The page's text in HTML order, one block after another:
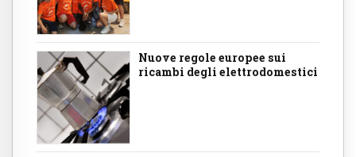
Nuove regole europee sui
ricambi degli elettrodomestici